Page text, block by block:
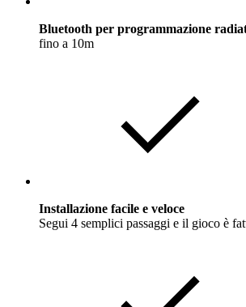
Bluetooth per programmazione
fino a 10m
Installazione facile e veloce
Segui 4 semplici passaggi e il gioco è